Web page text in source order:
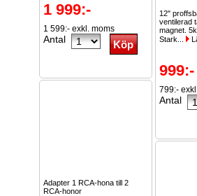
1 999:-
1 599:- exkl. moms
Antal
Adapter 1 RCA-hona till 2
RCA-honor
12"
ventilerad
magnet.
Stark...
999:-
799:-
Antal